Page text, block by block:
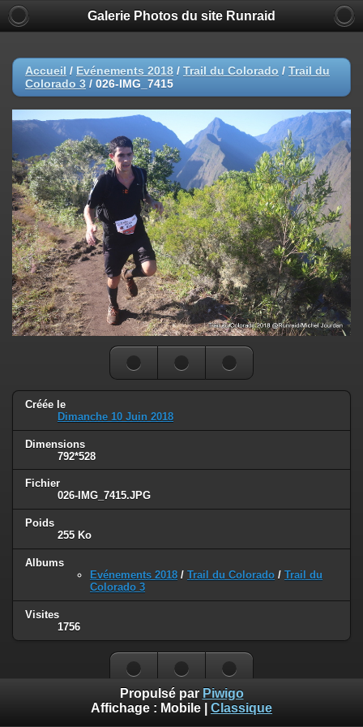
Galerie Photos du site Runraid
Accueil / Evénements 2018 / Trail du Colorado / Trail du
Colorado 3 / 026-IMG_7415
Créée le
Dimanche 10 Juin 2018
Dimensions
792*528
Fichier
026-IMG_7415.JPG
Poids
255 Ko
Albums
Evénements 2018 / Trail du Colorado / Trail du
Colorado 3
Visites
1756
Propulsé par Piwigo
Affichage : Mobile Classique